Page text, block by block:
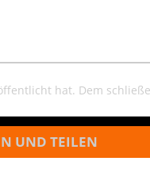
hat. Dem
UND TEILEN